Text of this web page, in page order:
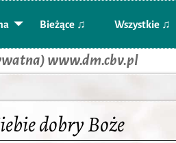
Bieżące ♫ Wszystkie ♫
www.dm.cbv.pl
dobry Boże